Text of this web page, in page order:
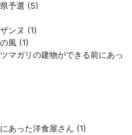
予選 (5)
ンヌ (1)
風 (1)
マガリの建物ができる前にあっ
あった洋食屋さん (1)